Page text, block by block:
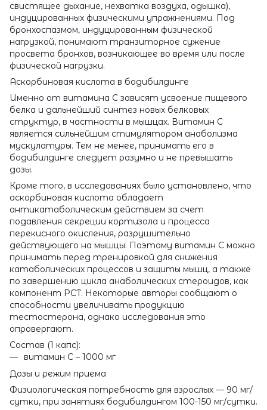
свистящее дыхание, нехватка воздуха, одышка),
индуцированных физическими упражнениями. Под
бронхоспазмом, индуцированным физической
нагрузкой, понимают транзиторное сужение
просвета бронхов, возникающее во время или после
физической нагрузки.
Аскорбиновая кислота в бодибилдинге
Именно от витамина С зависят усвоение пищевого
белка и дальнейший синтез новых белковых
структур, в частности в мышцах. Витамин С
является сильнейшим стимулятором анаболизма
мускулатуры. Тем не менее, принимать его в
бодибилдинге следует разумно и не превышать
дозы.
Кроме того, в исследованиях было установлено, что
аскорбиновая кислота обладает
антикатаболическим действием за счет
подавления секреции кортизола и процесса
перекисного окисления, разрушительно
действующего на мышцы. Поэтому витамин С можно
принимать перед тренировкой для снижения
катаболических процессов и защиты мышц, а также
по завершению цикла анаболических стероидов, как
компонент PCT. Некоторые авторы сообщают о
способности увеличивать продукцию
тестостерона, однако исследования это
опровергают.
Состав (1 капс):
витамин С – 1000 мг
Дозы и режим приема
Физиологическая потребность для взрослых — 90 мг/
сутки, при занятиях бодибилдингом 100-150 мг/сутки.